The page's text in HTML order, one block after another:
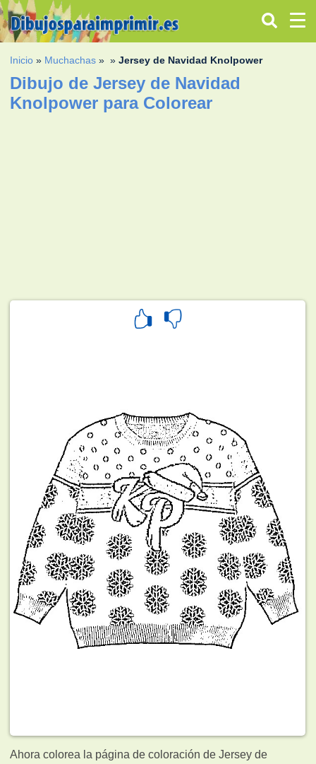
Inicio » Muchachas » »Jersey de Navidad Knolpower
Dibujo de Jersey de Navidad
Knolpower para Colorear
Ahora colorea la página de coloración de Jersey de